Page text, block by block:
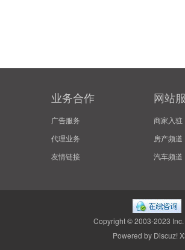
业务合作
广告服务
代理业务
友情链接
网站
商家入驻
房产频道
汽车频道
Copyright © 2003-2023 Inc.
Powered by Discuz!